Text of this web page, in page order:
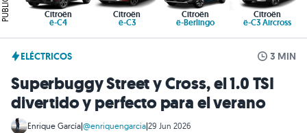
Citroën
ë-C4
Citroën
ë-C3
Citroën
ë-Berlingo
Citroën
ë-C3 Aircross
ELÉCTRICOS 3 MIN
Superbuggy Street y Cross, el 1.0 TSI
divertido y perfecto para el verano
Enrique García|@enriquengarcia|29 Jun 2026